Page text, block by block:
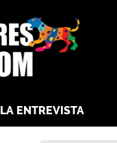
LA ENTREVISTA